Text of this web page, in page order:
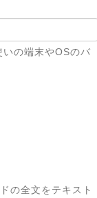
の端末やOSのバ
の全文をテキスト